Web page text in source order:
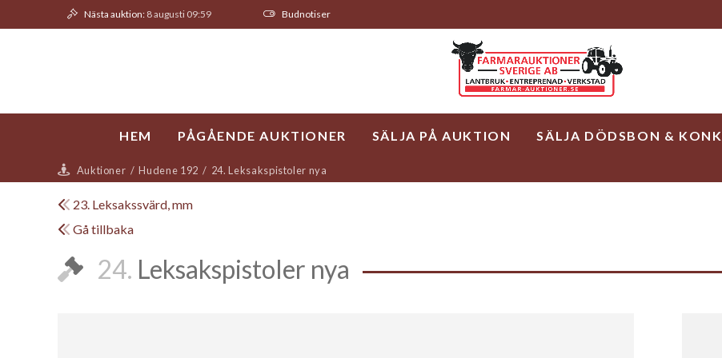
Nästa auktion: 8 augusti 09:59 Budnotiser
HEM PÅGÅENDE AUKTIONER SÄLJA PÅ AUKTION SÄLJA DÖDSBON &
Auktioner / Hudene 192 / 24. Leksakspistoler nya
23. Leksakssvärd, mm
Gå tillbaka
24. Leksakspistoler nya